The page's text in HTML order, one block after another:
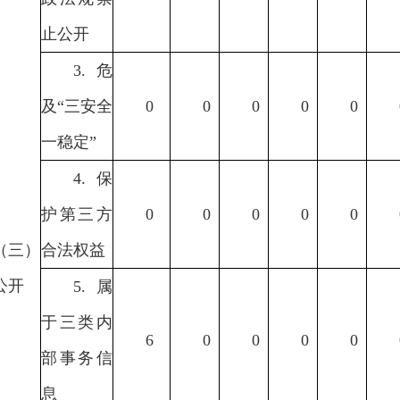
三）
开
止公开
3.危
及“三安全
一稳定”
0 0 0 0 0
4.保
护第三方
合法权益
0 0 0 0 0
5.属
于三类内
部事务信
息
6 0 0 0 0